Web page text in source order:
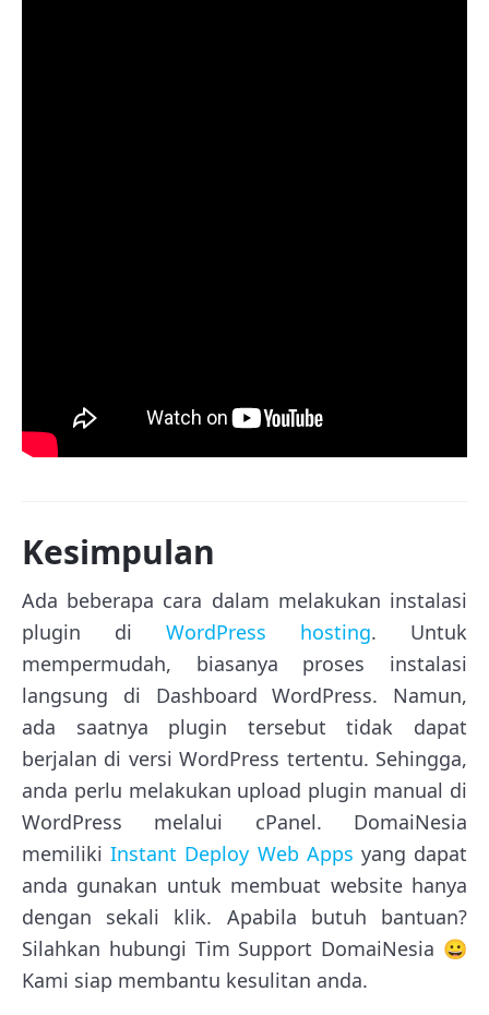
Kesimpulan
Ada beberapa cara dalam melakukan instalasi
plugin di WordPress hosting. Untuk
mempermudah, biasanya proses instalasi
langsung di Dashboard WordPress. Namun,
ada saatnya plugin tersebut tidak dapat
berjalan di versi WordPress tertentu. Sehingga,
anda perlu melakukan upload plugin manual di
WordPress melalui cPanel. DomaiNesia
memilikiInstant Deploy Web Apps yang dapat
anda gunakan untuk membuat website hanya
dengan sekali klik. Apabila butuh bantuan?
Silahkan hubungi Tim Support DomaiNesia 😀
Kami siap membantu kesulitan anda.